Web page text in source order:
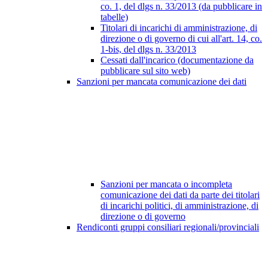
co. 1, del dlgs n. 33/2013 (da pubblicare in
tabelle)
Titolari di incarichi di amministrazione, di
direzione o di governo di cui all'art. 14, co.
1-bis, del dlgs n. 33/2013
Cessati dall'incarico (documentazione da
pubblicare sul sito web)
Sanzioni per mancata comunicazione dei dati
Sanzioni per mancata o incompleta
comunicazione dei dati da parte dei titolari
di incarichi politici, di amministrazione, di
direzione o di governo
Rendiconti gruppi consiliari regionali/provinciali